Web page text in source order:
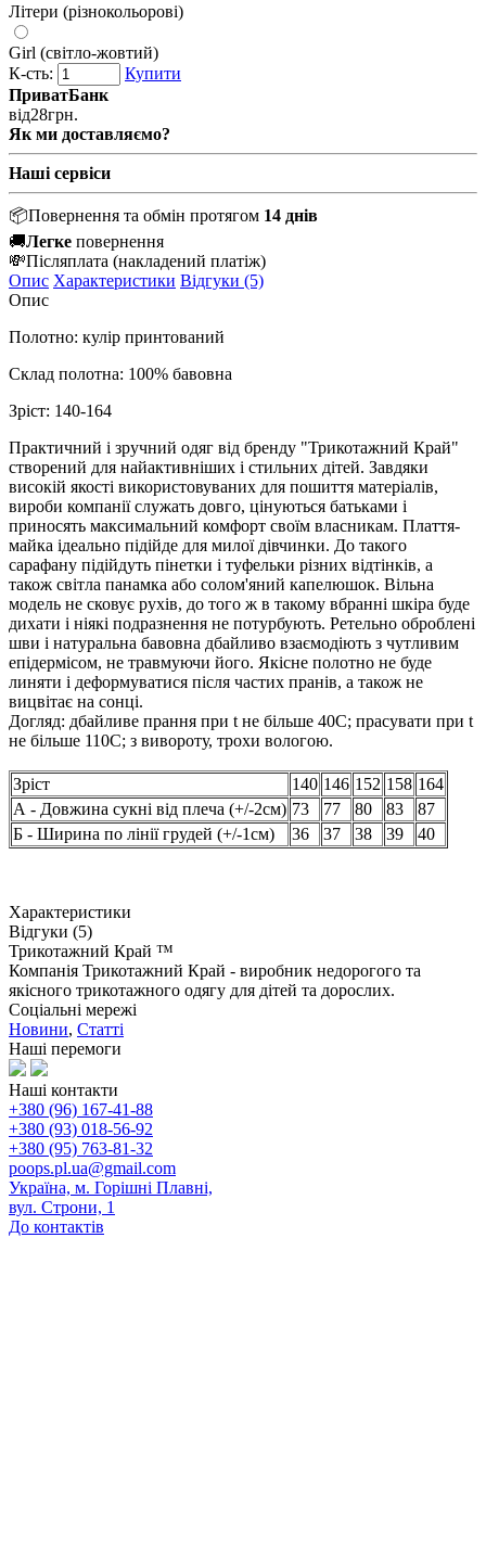
Літери (різнокольорові)
Girl (світло-жовтий)
К-сть:
Купити
ПриватБанк
від28грн.
Як ми доставляємо?
Наші сервіси
📦Повернення та обмін протягом 14 днів
🚚Легке повернення
💸Післяплата (накладений платіж)
Опис Характеристики Відгуки (5)
Опис
Полотно: кулір принтований
Склад полотна: 100% бавовна
Зріст: 140-164
Практичний і зручний одяг від бренду "Трикотажний Край"
створений для найактивніших і стильних дітей. Завдяки
високій якості використовуваних для пошиття матеріалів,
вироби компанії служать довго, цінуються батьками і
приносять максимальний комфорт своїм власникам. Плаття-
майка ідеально підійде для милої дівчинки. До такого
сарафану підійдуть пінетки і туфельки різних відтінків, а
також світла панамка або солом'яний капелюшок. Вільна
модель не сковує рухів, до того ж в такому вбранні шкіра буде
дихати і ніякі подразнення не потурбують. Ретельно оброблені
шви і натуральна бавовна дбайливо взаємодіють з чутливим
епідермісом, не травмуючи його. Якісне полотно не буде
линяти і деформуватися після частих пранів, а також не
вицвітає на сонці.
Догляд: дбайливе прання при t не більше 40С; прасувати при t
не більше 110С; з вивороту, трохи вологою.
Зріст 140 146 152 158 164
А - Довжина сукні від плеча (+/-2см) 73 77 80 83
87
Б - Ширина по лінії грудей (+/-1см)
36 37 38 39 40
Характеристики
Відгуки (5)
Трикотажний Край ™
Компанія Трикотажний Край - виробник недорогого та
якісного трикотажного одягу для дітей та дорослих.
Соціальні мережі
Новини, Статті
Наші перемоги
Наші контакти
+380 (96) 167-41-88
+380 (93) 018-56-92
+380 (95) 763-81-32
poops.pl.ua@gmail.com
Україна, м. Горішні Плавні,
вул. Строни, 1
До контактів